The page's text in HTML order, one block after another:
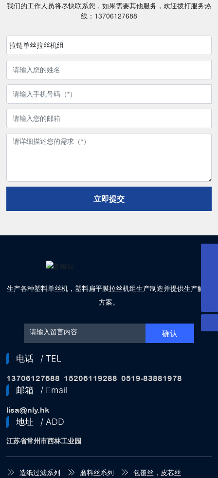
我们的工作人员将尽快联系您，如果需要其他服务，欢迎拨打服务热
线： 13706127688
拉链单丝拉丝机组
立即提交
生产各种塑料单丝机，塑料扁平膜拉丝机组生产制造并提供生产解决
方案。
确认
电话 / TEL
13706127688 15206119288 0519-83881978
邮箱 / Email
lisa@nly.hk
地址 / ADD
江苏省常州市西林工业园
造纸过滤系列 磨料丝系列 包覆丝，皮芯丝
15206119288
销售热线